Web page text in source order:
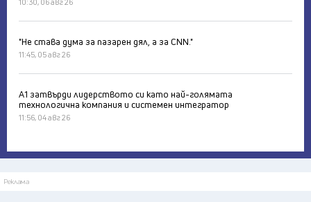
"Не става дума за пазарен дял, а за CNN."
11:45, 05 авг 26
А1 затвърди лидерството си като най-голямата
технологична компания и системен интегратор
11:56, 04 авг 26
Реклама